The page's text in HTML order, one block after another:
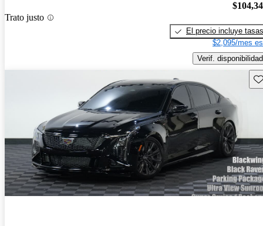
Trato justo
El precio incluye tasas
$2,095/mes
Verif. disponibilidad